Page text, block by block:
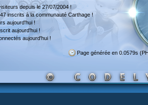
depuis le 27/07/2004 !
inscritsà la communauté Carthage !
aujourd'hui !
aujourd'hui !
aujourd'hui !
Page générée en 0.0579s